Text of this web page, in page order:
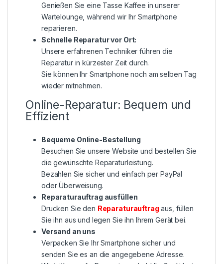
Genießen Sie eine Tasse Kaffee in unserer
Wartelounge, während wir Ihr Smartphone
reparieren.
Schnelle Reparatur vor Ort:
Unsere erfahrenen Techniker führen die
Reparatur in kürzester Zeit durch.
Sie können Ihr Smartphone noch am selben Tag
wieder mitnehmen.
Online-Reparatur: Bequem und
Effizient
Bequeme Online-Bestellung
Besuchen Sie unsere Website und bestellen Sie
die gewünschte Reparaturleistung.
Bezahlen Sie sicher und einfach per PayPal
oder Überweisung.
Reparaturauftrag ausfüllen
Drucken Sie den Reparaturauftrag aus, füllen
Sie ihn aus und legen Sie ihn Ihrem Gerät bei.
Versand an uns
Verpacken Sie Ihr Smartphone sicher und
senden Sie es an die angegebene Adresse.